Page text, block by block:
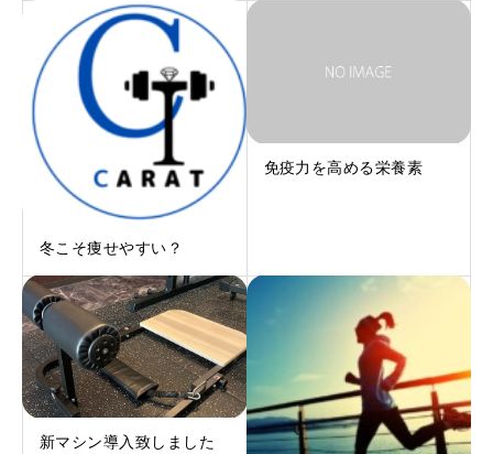
冬こそ痩せやすい？
免疫力を高める栄養素
新マシン導入致しました